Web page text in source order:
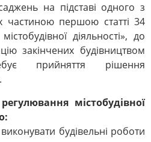
на підставі одного з
частиною першою статті 34
діяльності», до
закінчених будівництвом
прийняття рішення
містобудівної
будівельні роботи